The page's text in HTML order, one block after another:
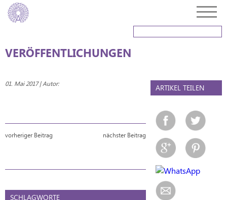
VERÖFFENTLICHUNGEN
01. Mai 2017 | Autor:
vorheriger Beitrag nächster Beitrag
SCHLAGWORTE
ARTIKEL TEILEN